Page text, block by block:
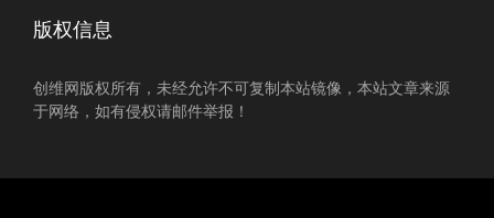
版权信息
创维网版权所有，未经允许不可复制本站镜像，本站文章来源
于网络，如有侵权请邮件举报！